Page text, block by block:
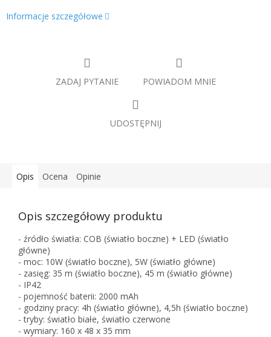
Informacje szczegółowe
ZADAJ PYTANIE POWIADOM MNIE
UDOSTĘPNIJ
Opis Ocena Opinie
Opis szczegółowy produktu
- źródło światła: COB (światło boczne) + LED (światło
główne)
- moc: 10W (światło boczne), 5W (światło główne)
- zasięg: 35 m (światło boczne), 45 m (światło główne)
- IP42
- pojemność baterii: 2000 mAh
- godziny pracy: 4h (światło główne), 4,5h (światło boczne)
- tryby: światło białe, światło czerwone
- wymiary: 160 x 48 x 35 mm